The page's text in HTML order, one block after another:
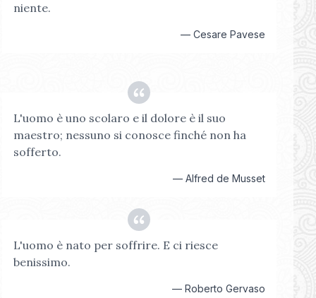
niente.
— Cesare Pavese
L'uomo è uno scolaro e il dolore è il suo
maestro; nessuno si conosce finché non ha
sofferto.
— Alfred de Musset
L'uomo è nato per soffrire. E ci riesce
benissimo.
— Roberto Gervaso